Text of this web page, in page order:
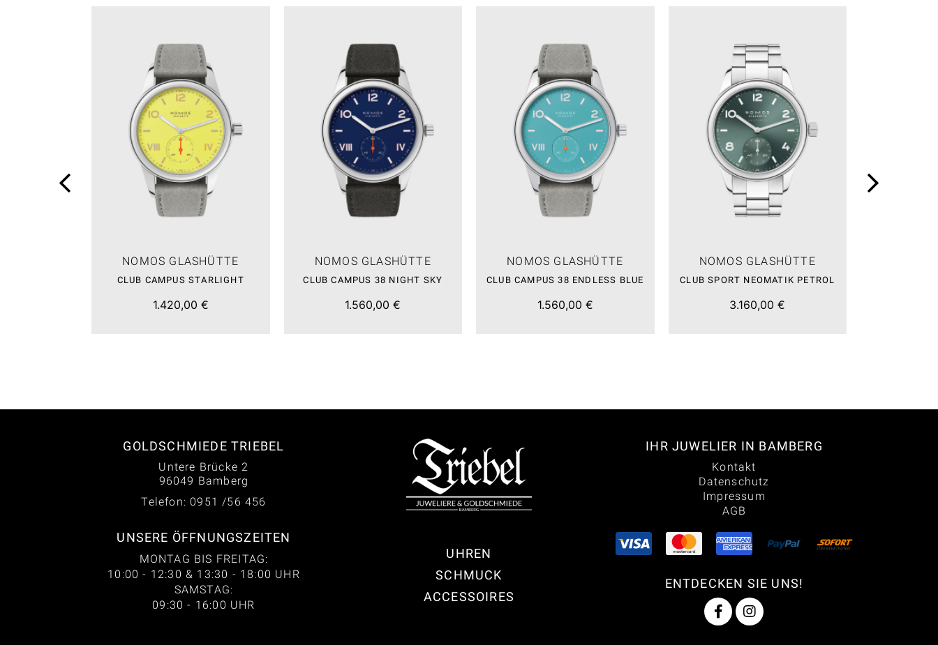
NOMOS GLASHÜTTE
CLUB CAMPUS STARLIGHT
1.420,00 €
NOMOS GLASHÜTTE
CLUB CAMPUS 38 NIGHT SKY
1.560,00 €
NOMOS GLASHÜTTE
CLUB CAMPUS 38 ENDLESS BLUE
1.560,00 €
NOMOS GLASHÜTTE
CLUB SPORT NEOMATIK PETROL
3.160,00 €
GOLDSCHMIEDE TRIEBEL
Untere Brücke 2
96049 Bamberg
Telefon: 0951 /56 456
UNSERE ÖFFNUNGSZEITEN
MONTAG BIS FREITAG:
10:00 - 12:30 & 13:30 - 18:00 UHR
SAMSTAG:
09:30 - 16:00 UHR
UHREN
SCHMUCK
ACCESSOIRES
IHR JUWELIER IN BAMBERG
Kontakt
Datenschutz
Impressum
AGB
ENTDECKEN SIE UNS!